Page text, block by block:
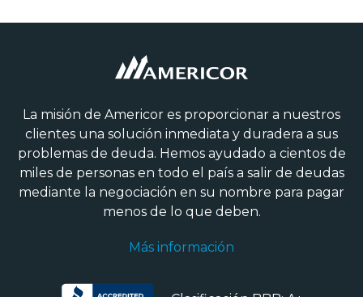
La misión de Americor es proporcionar a nuestros
clientes una solución inmediata y duradera a sus
problemas de deuda. Hemos ayudado a cientos de
miles de personas en todo el país a salir de deudas
mediante la negociación en su nombre para pagar
menos de lo que deben.
Más información